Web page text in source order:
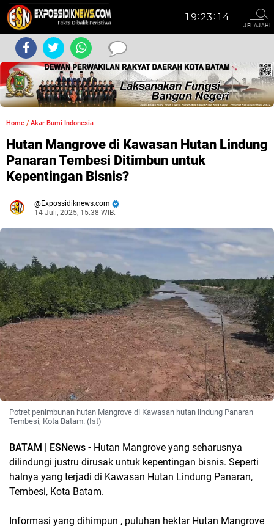
JELAJAHI
Home / Akar Bumi Indonesia
Hutan Mangrove di Kawasan Hutan Lindung
Panaran Tembesi Ditimbun untuk
Kepentingan Bisnis?
Expossidiknews.com
14 Juli, 2025, 15.38 WIB.
Potret penimbunan hutan Mangrove di Kawasan hutan lindung Panaran
Tembesi, Kota Batam. (Ist)
BATAM | ESNews - Hutan Mangrove yang seharusnya
dilindungi justru dirusak untuk kepentingan bisnis. Seperti
halnya yang terjadi di Kawasan Hutan Lindung Panaran,
Tembesi, Kota Batam.
Informasi yang dihimpun , puluhan hektar Hutan Mangrove